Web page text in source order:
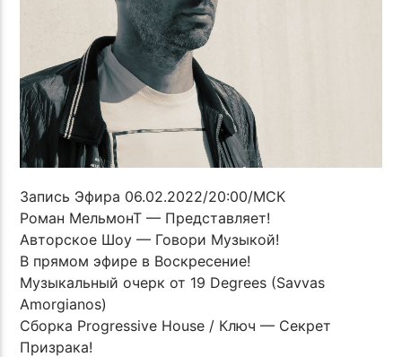
Запись Эфира 06.02.2022/20:00/МСК
Роман МельмонТ — Представляет!
Авторское Шоу — Говори Музыкой!
В прямом эфире в Воскресение!
Музыкальный очерк от 19 Degrees (Savvas
Amorgianos)
Сборка Progressive House / Ключ — Секрет
Призрака!